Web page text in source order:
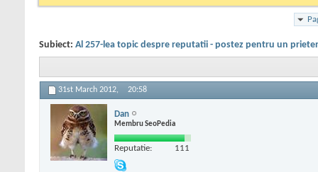
Subiect: Al 257-lea topic despre reputatii - postez pentru un
31st March 2012, 20:58
Dan
Membru SeoPedia
Reputatie: 111